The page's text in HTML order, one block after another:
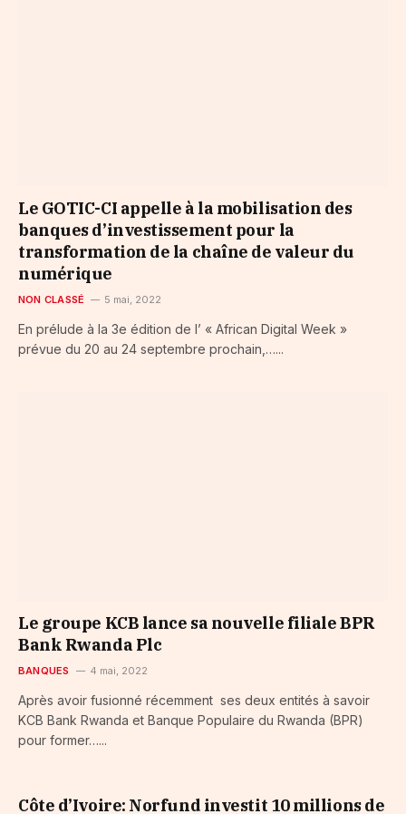
Le GOTIC-CI appelle à la mobilisation des
banques d’investissement pour la
transformation de la chaîne de valeur du
numérique
NON CLASSÉ 5 mai, 2022
En prélude à la 3e édition de l’ « African Digital Week »
prévue du 20 au 24 septembre prochain,…...
Le groupe KCB lance sa nouvelle filiale BPR
Bank Rwanda Plc
BANQUES 4 mai, 2022
Après avoir fusionné récemment ses deux entités à savoir
KCB Bank Rwanda et Banque Populaire du Rwanda (BPR)
pour former…...
Côte d’Ivoire: Norfund investit 10 millions de